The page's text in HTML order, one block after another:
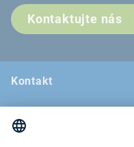
Kontaktujte nás
Kontakt
Veľtrhy a semináre